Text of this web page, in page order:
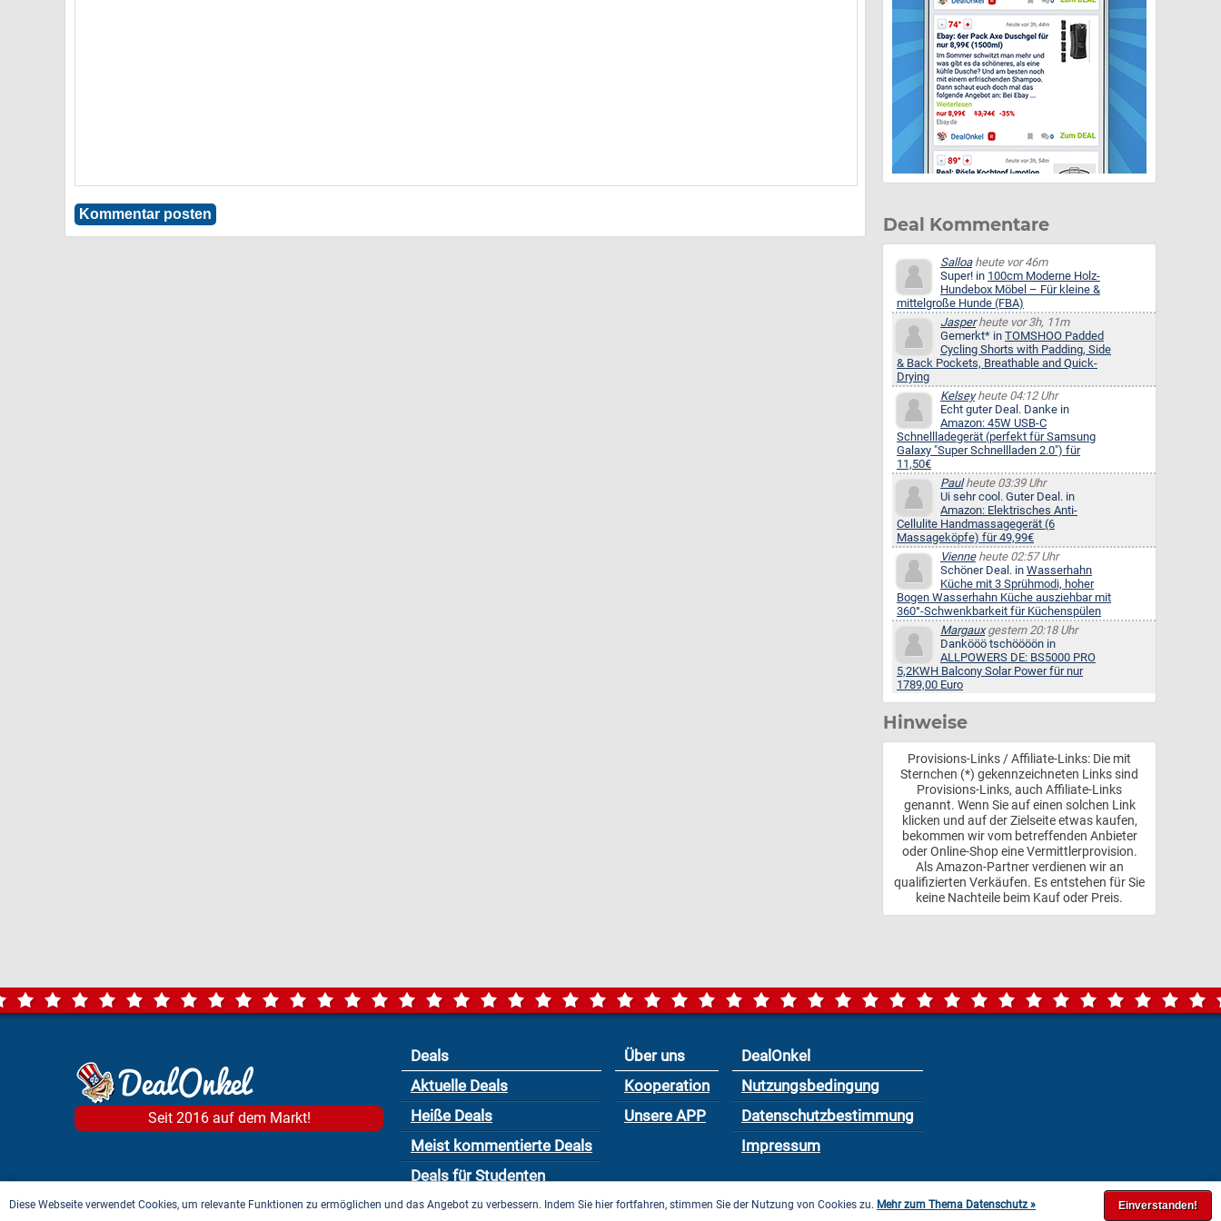
Deal Kommentare
Salloaheute vor 46m
Super! in 100cm Moderne Holz-
Hundebox Möbel – Für kleine &
mittelgroße Hunde (FBA)
Jasperheute vor 3h, 11m
Gemerkt* in TOMSHOO Padded
Cycling Shorts with Padding, Side
& Back Pockets, Breathable and Quick-
Drying
Kelseyheute 04:12 Uhr
Echt guter Deal. Danke in
Amazon: 45W USB-C
Schnellladegerät (perfekt für Samsung
Galaxy "Super Schnellladen 2.0") für
11,50€
Paulheute 03:39 Uhr
Ui sehr cool. Guter Deal. in
Amazon: Elektrisches Anti-
Cellulite Handmassagegerät (6
Massageköpfe) für 49,99€
Vienneheute 02:57 Uhr
Schöner Deal. in Wasserhahn
Küche mit 3 Sprühmodi, hoher
Bogen Wasserhahn Küche ausziehbar mit
360°-Schwenkbarkeit für Küchenspülen
Margauxgestern 20:18 Uhr
Dankööö tschöööön in
ALLPOWERS DE: BS5000 PRO
5,2KWH Balcony Solar Power für nur
1789,00 Euro
Hinweise
Provisions-Links / Affiliate-Links: Die mit
Sternchen (*) gekennzeichneten Links sind
Provisions-Links, auch Affiliate-Links
genannt. Wenn Sie auf einen solchen Link
klicken und auf der Zielseite etwas kaufen,
bekommen wir vom betreffenden Anbieter
oder Online-Shop eine Vermittlerprovision.
Als Amazon-Partner verdienen wir an
qualifizierten Verkäufen. Es entstehen für Sie
keine Nachteile beim Kauf oder Preis.
Seit 2016 auf dem Markt!
Deals
Aktuelle Deals
Heiße Deals
Meist kommentierte Deals
Deals für Studenten
Über uns
Kooperation
Unsere APP
DealOnkel
Nutzungsbedingung
Datenschutzbestimmung
Impressum
Diese Webseite verwendet Cookies, um relevante Funktionen zu ermöglichen und das Angebot zu verbessern. Indem Sie hier fortfahren, stimmen Sie der Nutzung von Cookies zu. Mehr zum Thema Datenschutz »